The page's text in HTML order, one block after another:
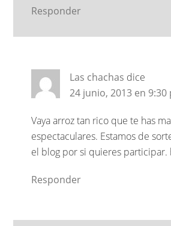
Responder
Las chachas dice
24 junio, 2013 en 9:30
Vaya arroz tan rico que te has
espectaculares. Estamos de
el blog por si quieres participar.
Responder